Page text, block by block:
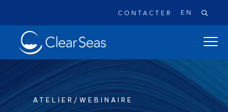
ouvrir
CONTACTER EN
Clear
SeasAccueil
ATELIER/WEBINAIRE